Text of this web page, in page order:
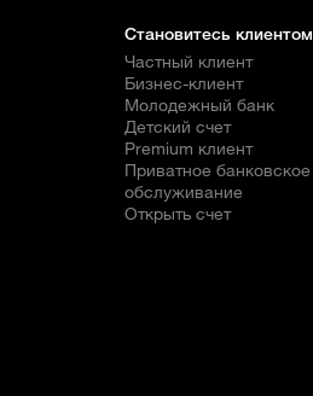
Становитесь клиентом
Частный клиент
Бизнес-клиент
Молодежный банк
Детский счет
Premium клиент
Приватное банковское
обслуживание
Открыть счет